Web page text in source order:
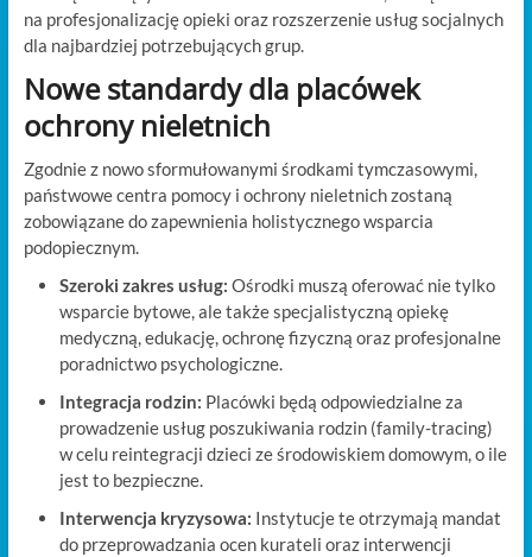
na profesjonalizację opieki oraz rozszerzenie usług socjalnych
dla najbardziej potrzebujących grup.
Nowe standardy dla placówek
ochrony nieletnich
Zgodnie z nowo sformułowanymi środkami tymczasowymi,
państwowe centra pomocy i ochrony nieletnich zostaną
zobowiązane do zapewnienia holistycznego wsparcia
podopiecznym.
Szeroki zakres usług: Ośrodki muszą oferować nie tylko
wsparcie bytowe, ale także specjalistyczną opiekę
medyczną, edukację, ochronę fizyczną oraz profesjonalne
poradnictwo psychologiczne.
Integracja rodzin: Placówki będą odpowiedzialne za
prowadzenie usług poszukiwania rodzin (family-tracing)
w celu reintegracji dzieci ze środowiskiem domowym, o ile
jest to bezpieczne.
Interwencja kryzysowa: Instytucje te otrzymają mandat
do przeprowadzania ocen kurateli oraz interwencji